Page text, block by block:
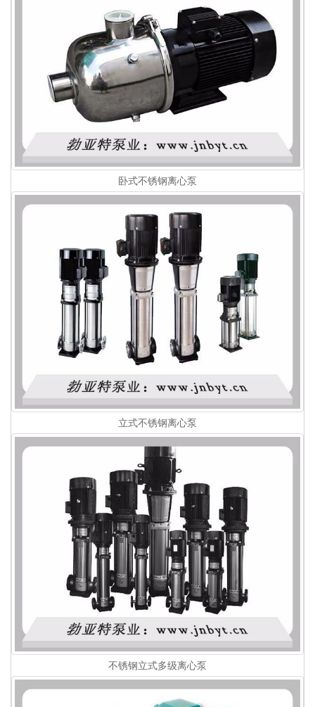
卧式不锈钢离心泵
立式不锈钢离心泵
不锈钢立式多级离心泵